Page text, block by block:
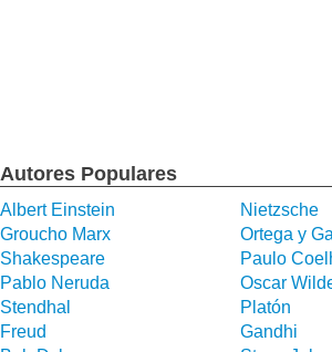
Autores Populares
Albert Einstein
Nietzsche
Groucho Marx
Ortega y
Shakespeare
Paulo
Pablo Neruda
Oscar
Stendhal
Platón
Freud
Gandhi